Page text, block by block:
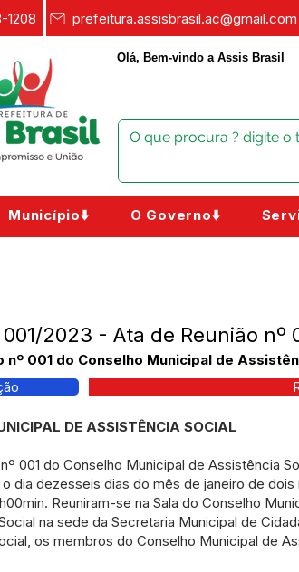
1208 prefeitura.assisbrasil.ac@gmail.com
Olá, Bem-vindo a Assis Brasil
Município⬇️ O Governo⬇️
2023 - Ata de Reunião nº
nº 001 do Conselho Municipal de
DE ASSISTÊNCIA SOCIAL
001 do Conselho Municipal de Assistência
dia dezesseis dias do mês de janeiro de dois
Reuniram-se na Sala do Conselho
na sede da Secretaria Municipal de
os membros do Conselho Municipal de